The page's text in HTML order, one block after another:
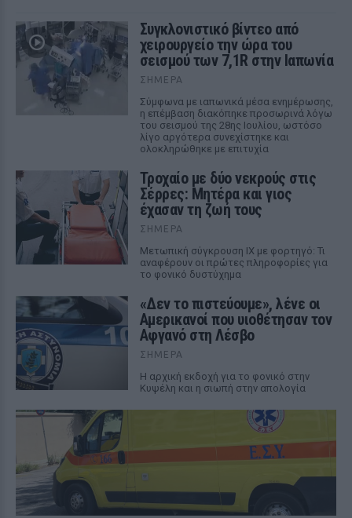
Συγκλονιστικό βίντεο από
χειρουργείο την ώρα του
σεισμού των 7,1R στην Ιαπωνία
ΣΉΜΕΡΑ
Σύμφωνα με ιαπωνικά μέσα ενημέρωσης,
η επέμβαση διακόπηκε προσωρινά λόγω
του σεισμού της 28ης Ιουλίου, ωστόσο
λίγο αργότερα συνεχίστηκε και
ολοκληρώθηκε με επιτυχία
Τροχαίο με δύο νεκρούς στις
Σέρρες: Μητέρα και γιος
έχασαν τη ζωή τους
ΣΉΜΕΡΑ
Μετωπική σύγκρουση ΙΧ με φορτηγό: Τι
αναφέρουν οι πρώτες πληροφορίες για
το φονικό δυστύχημα
«Δεν το πιστεύουμε», λένε οι
Αμερικανοί που υιοθέτησαν τον
Αφγανό στη Λέσβο
ΣΉΜΕΡΑ
Η αρχική εκδοχή για το φονικό στην
Κυψέλη και η σιωπή στην απολογία